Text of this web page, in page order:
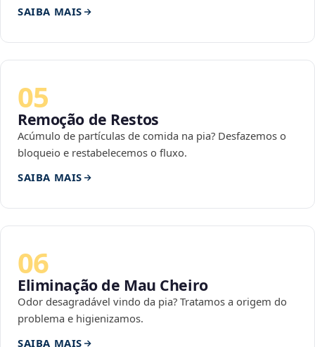
SAIBA MAIS
05
Remoção de Restos
Acúmulo de partículas de comida na pia? Desfazemos o
bloqueio e restabelecemos o fluxo.
SAIBA MAIS
06
Eliminação de Mau Cheiro
Odor desagradável vindo da pia? Tratamos a origem do
problema e higienizamos.
SAIBA MAIS